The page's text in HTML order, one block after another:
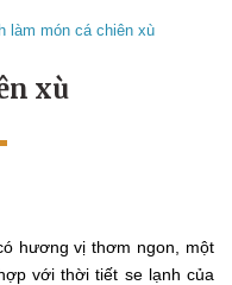
làm món cá chiên xù
xù
hương vị thơm ngon, một
với thời tiết se lạnh của